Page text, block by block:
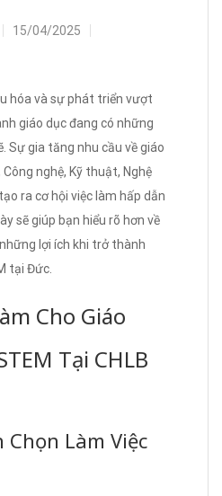
15/04/2025
hóa và sự phát triển vượt
giáo dục đang có những
Sự gia tăng nhu cầu về giáo
nghệ, Kỹ thuật, Nghệ
ra cơ hội việc làm hấp dẫn
sẽ giúp bạn hiểu rõ hơn về
lợi ích khi trở thành
tại Đức.
Cho Giáo
Tại CHLB
Chọn Làm Việc